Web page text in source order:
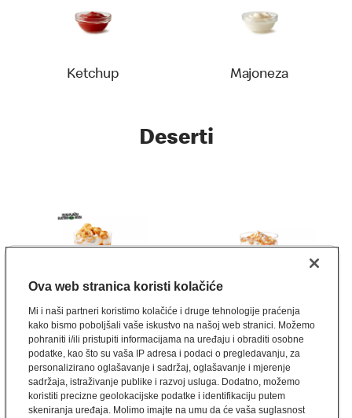
Ketchup Majoneza
Deserti
NOVO
McFlurry Caramel
Popcorn
NOVO
Golden
McFlurry™
Ova web stranica koristi kolačiće
Mi i naši partneri koristimo kolačiće i druge tehnologije praćenja
kako bismo poboljšali vaše iskustvo na našoj web stranici. Možemo
pohraniti i/ili pristupiti informacijama na uređaju i obraditi osobne
podatke, kao što su vaša IP adresa i podaci o pregledavanju, za
personalizirano oglašavanje i sadržaj, oglašavanje i mjerenje
sadržaja, istraživanje publike i razvoj usluga. Dodatno, možemo
koristiti precizne geolokacijske podatke i identifikaciju putem
skeniranja uređaja. Molimo imajte na umu da će vaša suglasnost